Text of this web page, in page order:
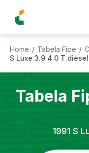
Home / Tabela Fipe /
S Luxe 3.9 4.0 T.diesel
Tabela
1991 S